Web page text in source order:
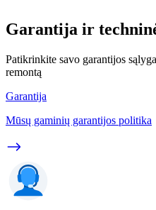
Garantija ir
Patikrinkite savo garantijos
remontą
Garantija
Mūsų gaminių garantijos politika